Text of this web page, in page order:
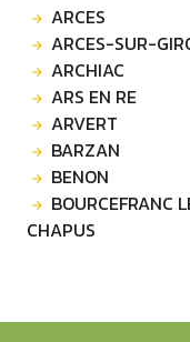
ARCES
ARCES-SUR-
ARCHIAC
ARS EN RE
ARVERT
BARZAN
BENON
BOURCEFRANC
CHAPUS